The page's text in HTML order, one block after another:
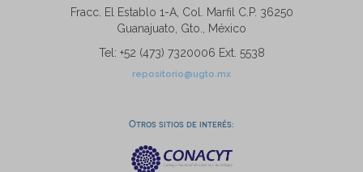
Fracc. El Establo 1-A, Col. Marfil C.P. 36250
Guanajuato, Gto., México
Tel: +52 (473) 7320006 Ext. 5538
repositorio@ugto.mx
Otros sitios de interés: